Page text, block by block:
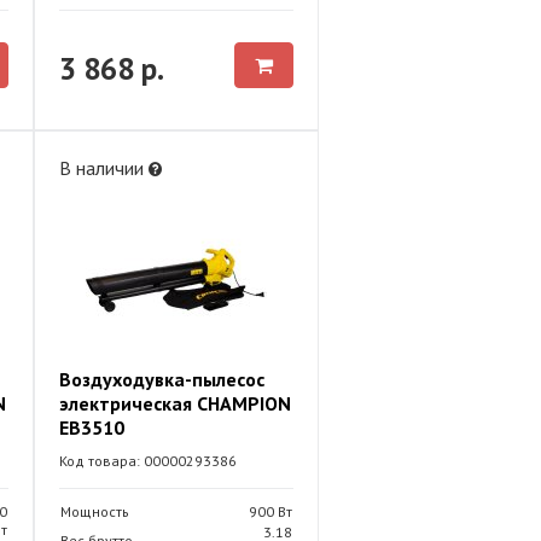
3 868 р.
В наличии
Воздуходувка-пылесос
электрическая CHAMPION
EB3510
Код товара: 00000293386
Мощность
900 Вт
3.18